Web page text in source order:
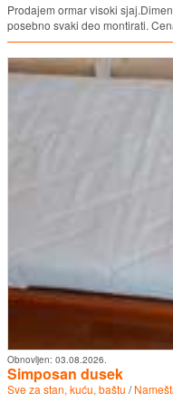
Prodajem ormar visoki
posebno svaki deo montirati.
Obnovljen: 03.08.2026.
Simposan dusek
Sve za stan, kuću, baštu /